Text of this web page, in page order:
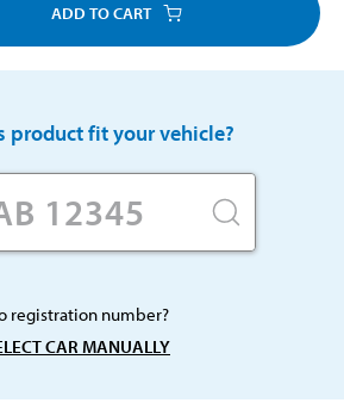
ADD TO CART
product fit your vehicle?
registration number?
CAR MANUALLY